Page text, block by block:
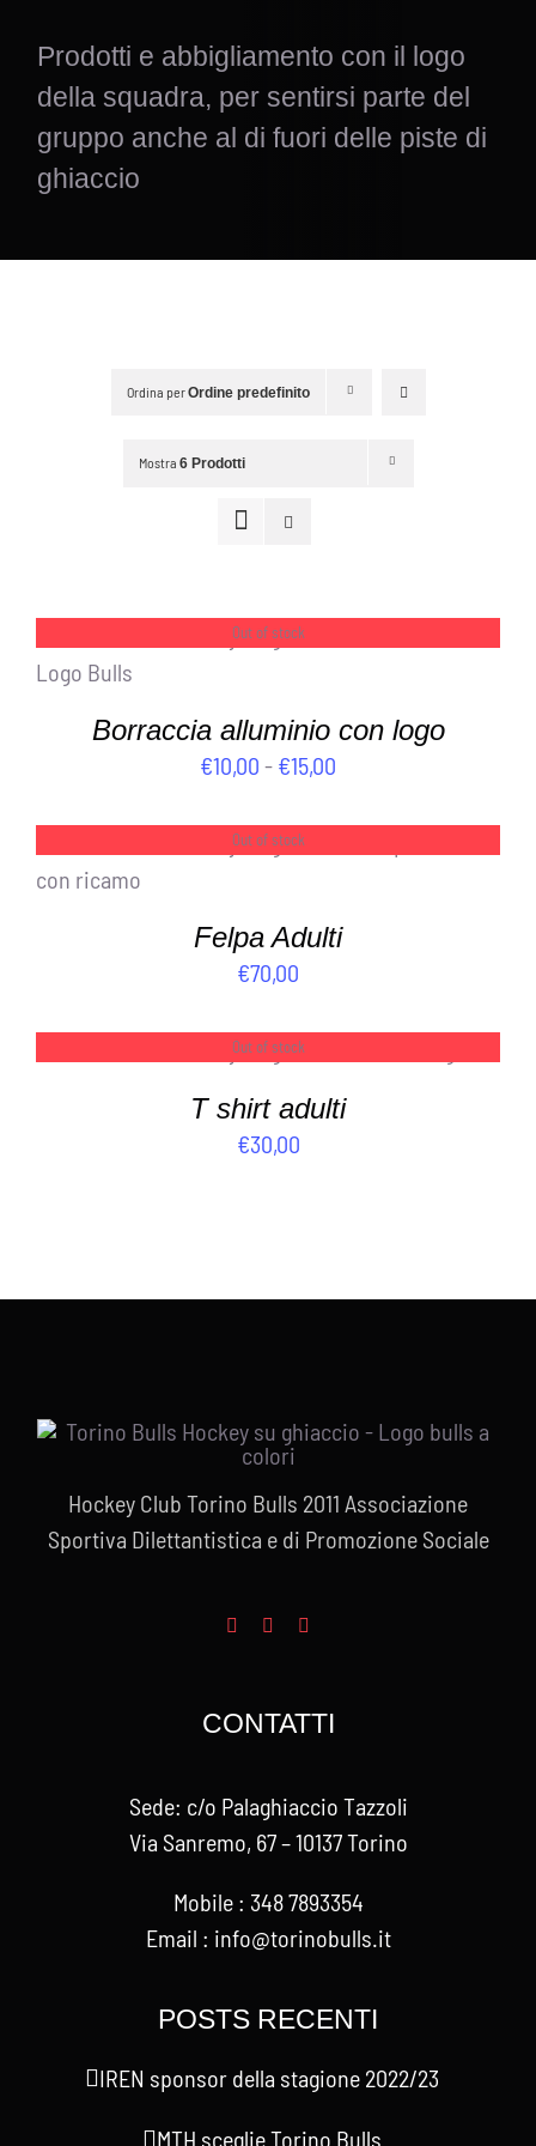
Prodotti e abbigliamento con il logo
della squadra, per sentirsi parte del
gruppo anche al di fuori delle piste di
ghiaccio
Ordina perOrdine predefinito
Mostra 6 Prodotti
Out of stock
Borraccia alluminio con logo
€10,00 - €15,00
a
Out of stock
Felpa Adulti
€70,00
Out of stock
DETTAGLI
T shirt adulti
€30,00
Hockey Club Torino Bulls 2011 Associazione
Sportiva Dilettantistica e di Promozione Sociale
CONTATTI
Sede: c/o Palaghiaccio Tazzoli
Via Sanremo, 67 – 10137 Torino
Mobile : 348 7893354
Email : info@torinobulls.it
POSTS RECENTI
IREN sponsor della stagione 2022/23
MTH sceglie Torino Bulls